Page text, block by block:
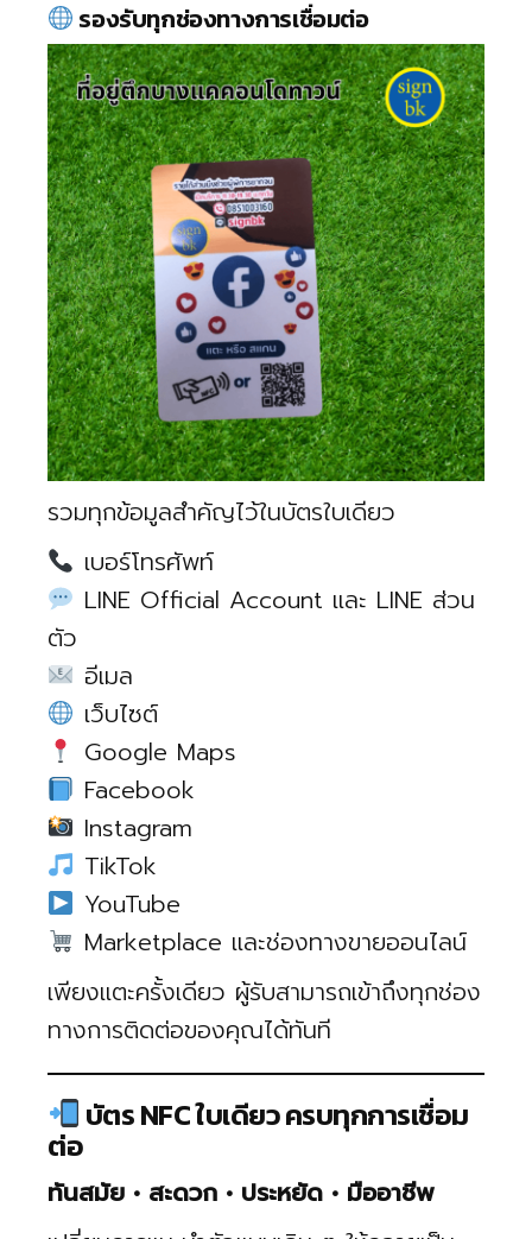
รองรับทุกช่องทางการเชื่อมต่อ
รวมทุกข้อมูลสำคัญไว้ในบัตรใบเดียว
เบอร์โทรศัพท์
LINE Official Account และ LINE ส่วน
ตัว
อีเมล
เว็บไซต์
Google Maps
Facebook
Instagram
TikTok
YouTube
Marketplace และช่องทางขายออนไลน์
เพียงแตะครั้งเดียว ผู้รับสามารถเข้าถึงทุกช่อง
ทางการติดต่อของคุณได้ทันที
บัตร NFC ใบเดียว ครบทุกการเชื่อม
ต่อ
ทันสมัย • สะดวก • ประหยัด • มืออาชีพ